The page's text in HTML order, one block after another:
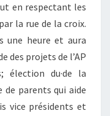
en respectant les
la rue de la croix.
une heure et aura
des projets de l’AP
élection du·de la
de parents qui aide
vice présidents et